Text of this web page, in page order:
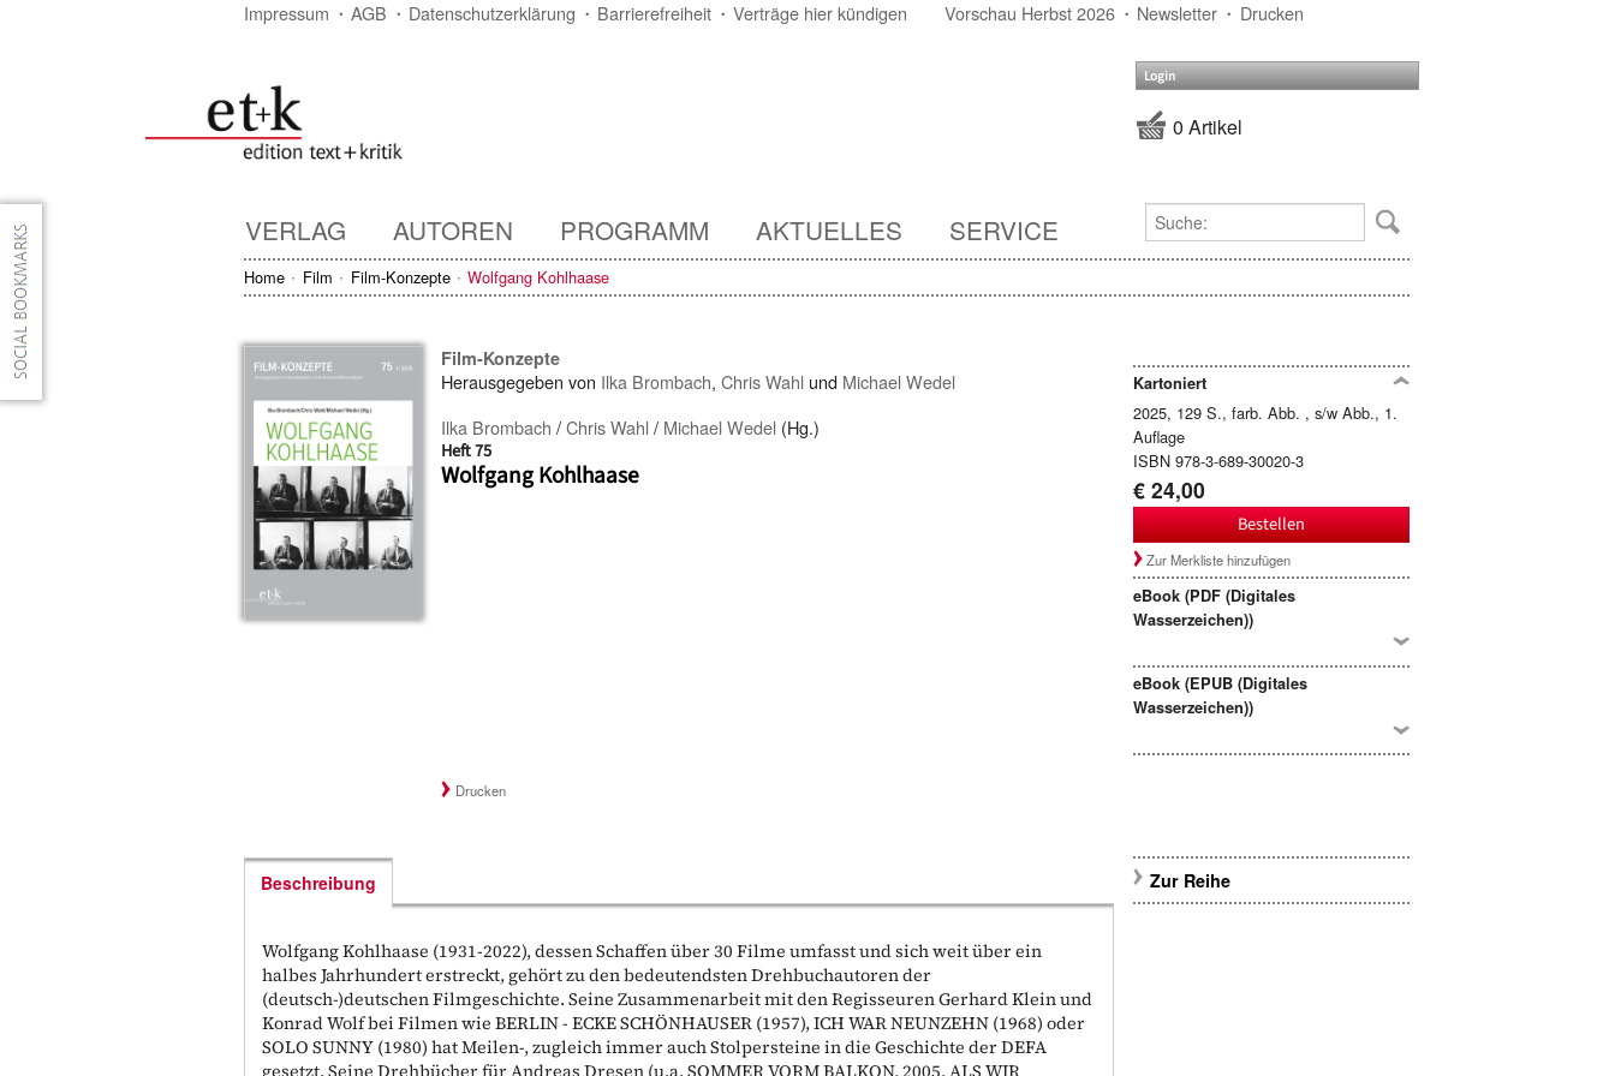
Impressum AGB Datenschutzerklärung Barrierefreiheit Verträge hier kündigen Vorschau Herbst 2026 Newsletter Drucken
Login
0 Artikel
VERLAG AUTOREN PROGRAMM AKTUELLES SERVICE
Home Film Film-Konzepte Wolfgang Kohlhaase
Film-Konzepte
Herausgegeben von Ilka Brombach,Chris Wahl und Michael Wedel
Ilka Brombach /Chris Wahl/ Michael Wedel (Hg.)
Heft 75
Wolfgang Kohlhaase
Kartoniert
2025, 129 S., farb. Abb. , s/w Abb., 1.
Auflage
ISBN 978-3-689-30020-3
€ 24,00
Bestellen
Zur Merkliste hinzufügen
eBook (PDF (Digitales
Wasserzeichen))
eBook (EPUB (Digitales
Wasserzeichen))
Drucken
Beschreibung
Wolfgang Kohlhaase (1931-2022), dessen Schaffen über 30 Filme umfasst und sich weit über ein
halbes Jahrhundert erstreckt, gehört zu den bedeutendsten Drehbuchautoren der
(deutsch-)deutschen Filmgeschichte. Seine Zusammenarbeit mit den Regisseuren Gerhard Klein und
Konrad Wolf bei Filmen wie BERLIN - ECKE SCHÖNHAUSER (1957), ICH WAR NEUNZEHN (1968) oder
SOLO SUNNY (1980) hat Meilen-, zugleich immer auch Stolpersteine in die Geschichte der DEFA
gesetzt. Seine Drehbücher für Andreas Dresen (u.a. SOMMER VORM BALKON, 2005, ALS WIR
Zur Reihe